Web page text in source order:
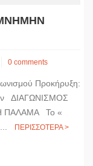
0 comments
Προκήρυξη:
ΔΙΑΓΩΝΙΣΜΟΣ
ΠΑΛΑΜΑ Το «
ΠΕΡΙΣΣΟΤΕΡΑ >